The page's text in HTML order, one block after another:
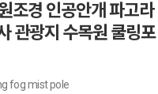
조경 인공안개 파고라
관광지 수목원 쿨링포
fog mist pole